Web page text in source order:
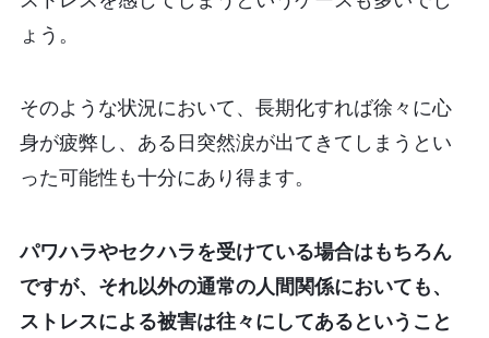
ょう。
そのような状況において、長期化すれば徐々に心
身が疲弊し、ある日突然涙が出てきてしまうとい
った可能性も十分にあり得ます。
パワハラやセクハラを受けている場合はもちろん
ですが、それ以外の通常の人間関係においても、
ストレスによる被害は往々にしてあるということ